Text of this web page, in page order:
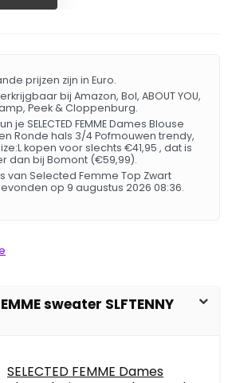
prijzen zijn in Euro.
bij Amazon, Bol, ABOUT YOU,
Peek & Cloppenburg.
je SELECTED FEMME Dames Blouse
Ronde hals 3/4 Pofmouwen trendy,
kopen voor slechts €41,95 , dat is
dan bij Bomont (€59,99).
van Selected Femme Top Zwart
op 9 augustus 2026 08:36.
sweater SLFTENNY
SELECTED FEMME Dames